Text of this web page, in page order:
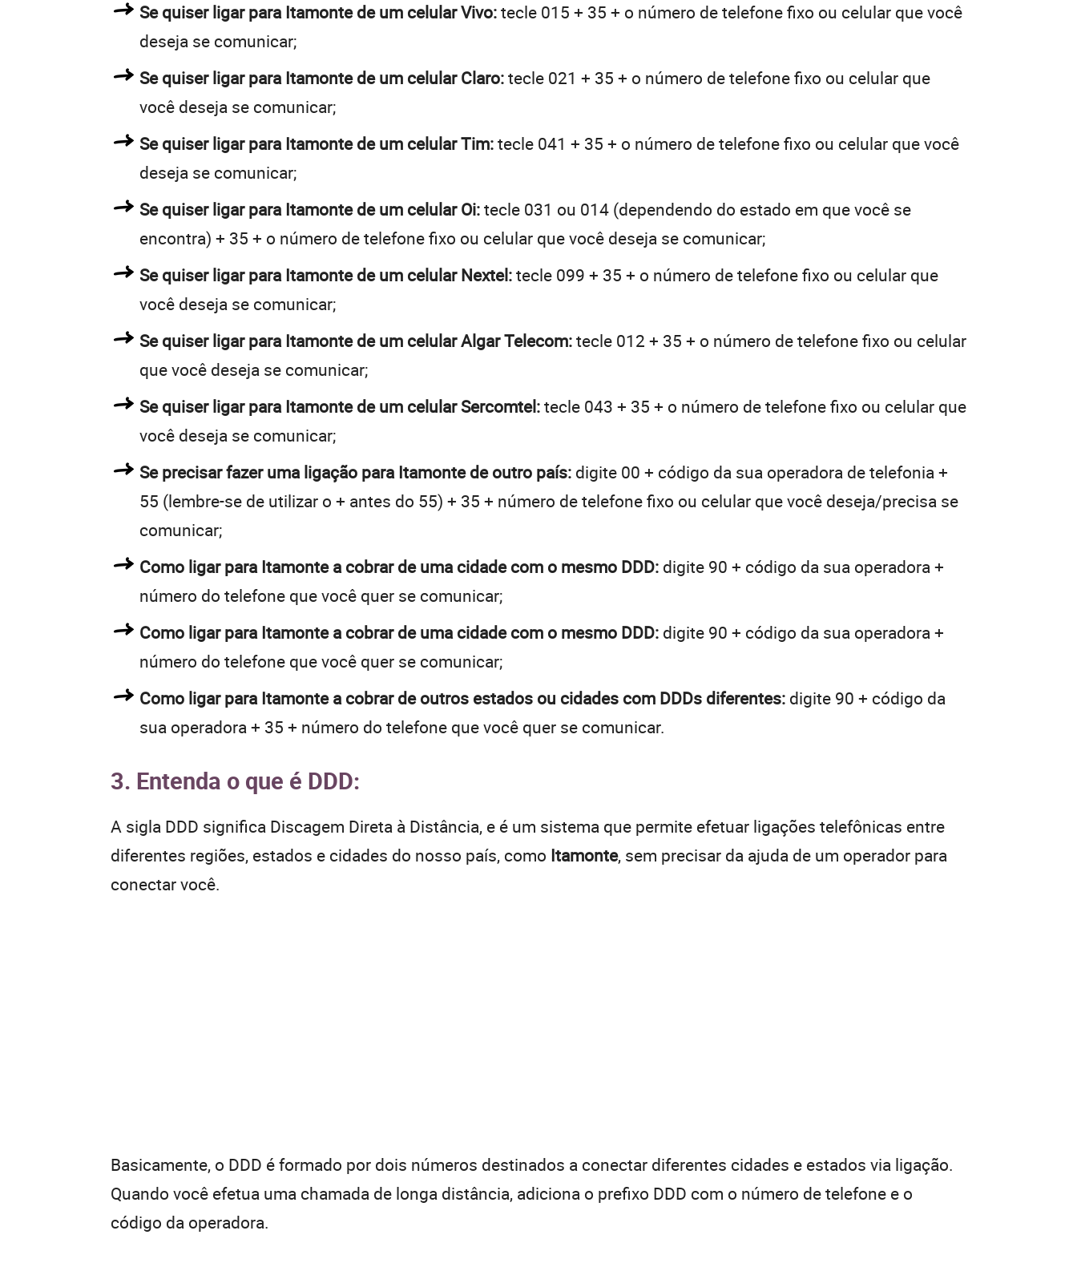
Se quiser ligar para Itamonte de um celular Vivo:tecle 015 + 35 + o número de telefone fixo ou celular que você
deseja se comunicar;
Se quiser ligar para Itamonte de um celular Claro:tecle 021 + 35 + o número de telefone fixo ou celular que
você deseja se comunicar;
Se quiser ligar para Itamonte de um celular Tim:tecle 041 + 35 + o número de telefone fixo ou celular que você
deseja se comunicar;
Se quiser ligar para Itamonte de um celular Oi:tecle 031 ou 014 (dependendo do estado em que você se
encontra) + 35 + o número de telefone fixo ou celular que você deseja se comunicar;
Se quiser ligar para Itamonte de um celular Nextel:tecle 099 + 35 + o número de telefone fixo ou celular que
você deseja se comunicar;
Se quiser ligar para Itamonte de um celular Algar Telecom:tecle 012 + 35 + o número de telefone fixo ou celular
que você deseja se comunicar;
Se quiser ligar para Itamonte de um celular Sercomtel:tecle 043 + 35 + o número de telefone fixo ou celular que
você deseja se comunicar;
Se precisar fazer uma ligação para Itamonte de outro país: digite 00 + código da sua operadora de telefonia +
55 (lembre-se de utilizar o + antes do 55) + 35 + número de telefone fixo ou celular que você deseja/precisa se
comunicar;
Como ligar para Itamonte a cobrar de uma cidade com o mesmo DDD: digite 90 + código da sua operadora +
número do telefone que você quer se comunicar;
Como ligar para Itamonte a cobrar de uma cidade com o mesmo DDD: digite 90 + código da sua operadora +
número do telefone que você quer se comunicar;
Como ligar para Itamonte a cobrar de outros estados ou cidades com DDDs diferentes: digite 90 + código da
sua operadora + 35 + número do telefone que você quer se comunicar.
3. Entenda o que é DDD:
A sigla DDD significa Discagem Direta à Distância, e é um sistema que permite efetuar ligações telefônicas entre
diferentes regiões, estados e cidades do nosso país, como Itamonte, sem precisar da ajuda de um operador para
conectar você.
Basicamente, o DDD é formado por dois números destinados a conectar diferentes cidades e estados via ligação.
Quando você efetua uma chamada de longa distância, adiciona o prefixo DDD com o número de telefone e o
código da operadora.